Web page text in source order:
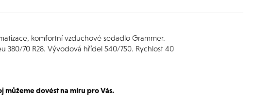
komfortní vzduchové sedadlo Grammer.
380/70 R28. Vývodová hřídel 540/750. Rychlost 40
můžeme dovést na míru pro Vás.